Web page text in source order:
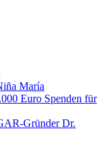
María
Euro Spenden für
Gründer Dr.